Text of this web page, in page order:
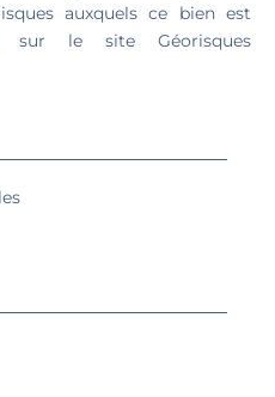
auxquels ce bien est
sur le site Géorisques